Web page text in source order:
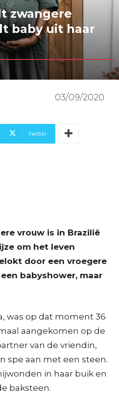
zwangere
baby uit haar
03/09/2020
Twitter
vrouw is in Brazilië
om het leven
door een vroegere
babyshower, maar
was op dat moment 36
aangekomen op de
van de vriendin,
spe aan met een steen.
in haar buik en
baksteen.